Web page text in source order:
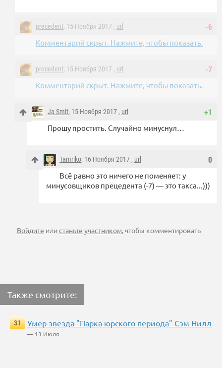
-6
precedent, 15 Ноября 2017 , url
Комментарий скрыт. Нажмите, чтобы показать.
-7
precedent, 15 Ноября 2017 , url
Комментарий скрыт. Нажмите, чтобы показать.
+1
Ja Smlt, 15 Ноября 2017 , url
Прошу простить. Случайно минуснул…
0
Tamriko, 16 Ноября 2017 , url
Всё равно это ничего не поменяет: у
минусовщиков прецедента (-7) — это такса...)))
Войдите илистаньте участником, чтобы комментировать
Также смотрите:
31 Умер звезда "Парка юрского периода" Сэм Нилл
— 13 Июля